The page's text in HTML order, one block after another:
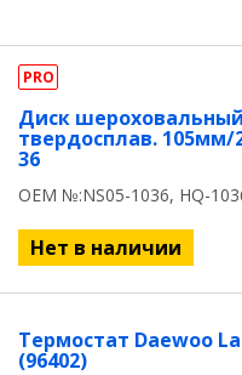
PRO
Диск шероховальный
твердосплав. 105мм/
36
OEM №:NS05-1036, HQ-
Нет в наличии
Термостат Daewoo
(96402)